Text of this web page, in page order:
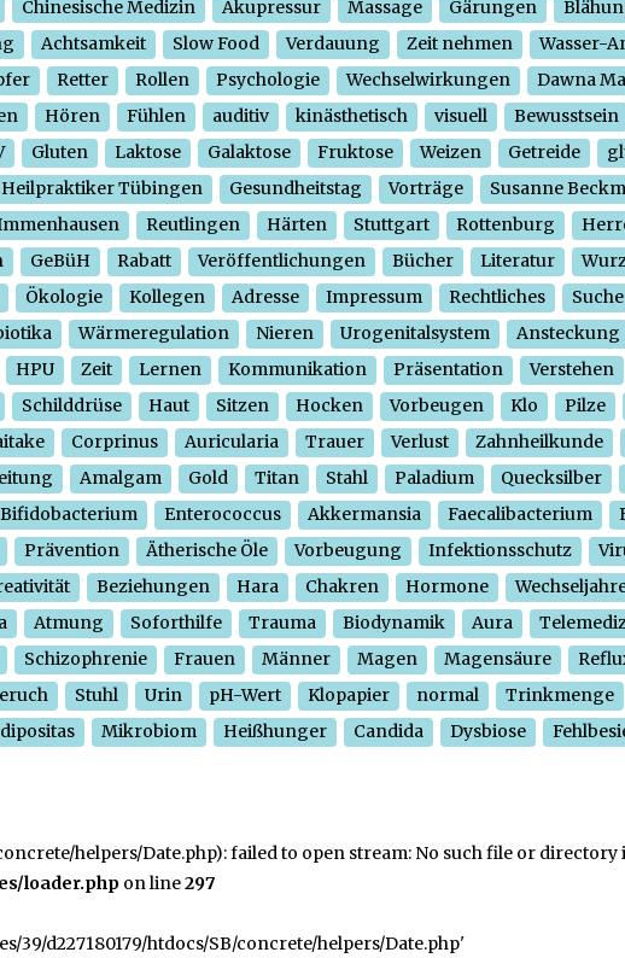
Chinesische Medizin
Akupressur Massage Gärungen
Achtsamkeit Slow Food Verdauung Zeit nehmen Wasser-
Retter Rollen Psychologie Wechselwirkungen Dawna
Hören Fühlen auditiv kinästhetisch visuell Bewusstsein
Gluten Laktose Galaktose Fruktose Weizen Getreide
Heilpraktiker Tübingen
Gesundheitstag Vorträge Susanne
Reutlingen Härten Stuttgart Rottenburg
GeBüH Rabatt Veröffentlichungen Bücher Literatur
Ökologie
Kollegen Adresse Impressum Rechtliches Suche
Wärmeregulation Nieren Urogenitalsystem Ansteckung
HPU
Zeit Lernen Kommunikation Präsentation Verstehen
Schilddrüse
Haut Sitzen Hocken Vorbeugen Klo Pilze
Corprinus Auricularia Trauer Verlust Zahnheilkunde
Amalgam Gold Titan Stahl Paladium Quecksilber
Bifidobacterium
Enterococcus Akkermansia Faecalibacterium
Prävention
Ätherische Öle Vorbeugung Infektionsschutz
Beziehungen Hara Chakren Hormone
Atmung Soforthilfe Trauma Biodynamik Aura
Schizophrenie
Frauen Männer Magen Magensäure
Stuhl Urin pH-Wert Klopapier normal Trinkmenge
Mikrobiom Heißhunger Candida Dysbiose
helpers/Date.php): failed to open stream: No such file or directory
loader.php on line297
39/d227180179/htdocs/SB/concrete/helpers/Date.php'